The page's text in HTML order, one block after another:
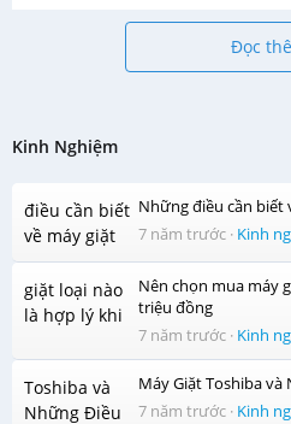
Kinh Nghiệm
Những điều cần biết
7 năm trước · Kinh
Nên chọn mua máy
triệu đồng
7 năm trước · Kinh
Máy Giặt Toshiba
7 năm trước · Kinh
Máy giặt với trang bị hệ thống
xà phòng thành các bọt khí li ti
Đọc